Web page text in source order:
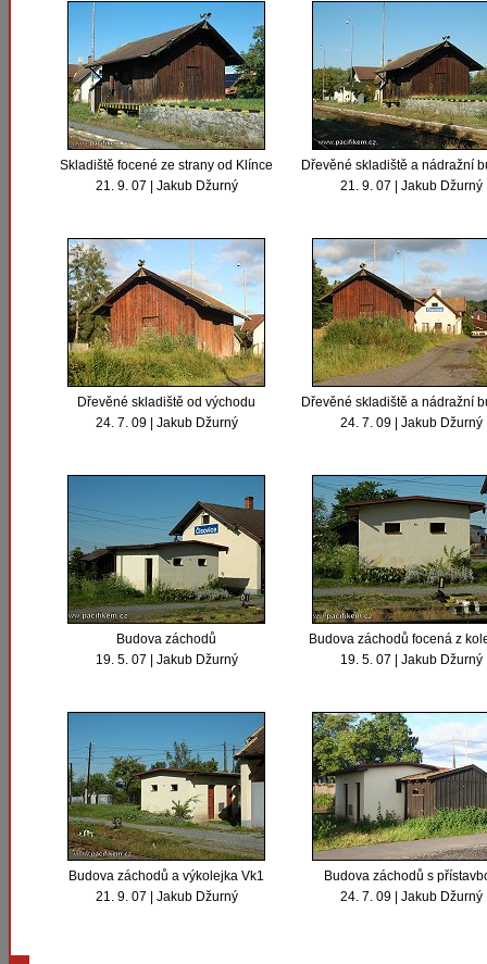
Skladiště focené ze strany od Klínce
21. 9. 07 | Jakub Džurný
Dřevěné skladiště a nádražní
21. 9. 07 | Jakub Džurný
Dřevěné skladiště od východu
24. 7. 09 | Jakub Džurný
Dřevěné skladiště a nádražní
24. 7. 09 | Jakub Džurný
Budova záchodů
19. 5. 07 | Jakub Džurný
Budova záchodů focená z
19. 5. 07 | Jakub Džurný
Budova záchodů a výkolejka Vk1
21. 9. 07 | Jakub Džurný
Budova záchodů s
24. 7. 09 | Jakub Džurný